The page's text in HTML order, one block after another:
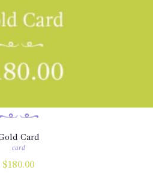
Card
card
$180.00